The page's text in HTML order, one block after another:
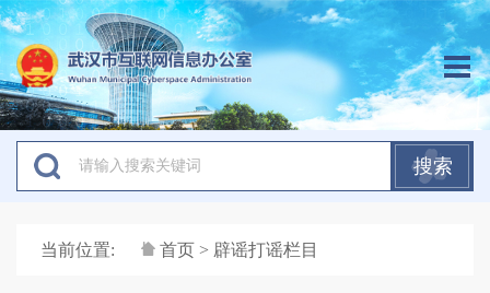
搜索
当前位置: 首页 > 辟谣打谣栏目